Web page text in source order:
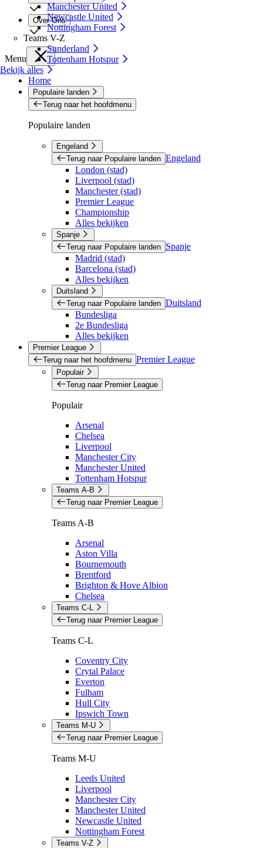
Manchester United
Newcastle United
Nottingham Forest
Teams V-Z
Sunderland
Tottenham Hotspur
Bekijk alles
Over Ons
Menu
Home
Populaire landen
Terug naar het hoofdmenu
Populaire landen
Engeland
Terug naar Populaire landen Engeland
London (stad)
Liverpool (stad)
Manchester (stad)
Premier League
Championship
Alles bekijken
Spanje
Terug naar Populaire landen
Spanje
Madrid (stad)
Barcelona (stad)
Alles bekijken
Duitsland
Terug naar Populaire landen Duitsland
Bundesliga
2e Bundesliga
Alles bekijken
Premier League
Terug naar het hoofdmenu Premier League
Populair
Terug naar Premier League
Populair
Arsenal
Chelsea
Liverpool
Manchester City
Manchester United
Tottenham Hotspur
Teams A-B
Terug naar Premier League
Teams A-B
Arsenal
Aston Villa
Bournemouth
Brentford
Brighton & Hove Albion
Chelsea
Teams C-L
Terug naar Premier League
Teams C-L
Coventry City
Crytal Palace
Everton
Fulham
Hull City
Ipswich Town
Teams M-U
Terug naar Premier League
Teams M-U
Leeds United
Liverpool
Manchester City
Manchester United
Newcastle United
Nottingham Forest
Teams V-Z